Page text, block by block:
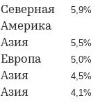
Северная
Америка
5,9%
Азия 5,5%
Европа 5,0%
Азия 4,5%
Азия 4,1%